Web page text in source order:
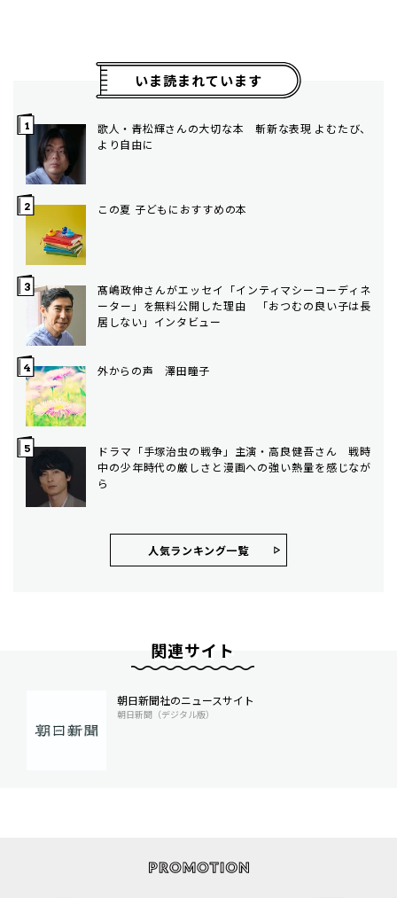
いま読まれています
歌人・青松輝さんの大切な本 斬新な表現 よむたび、
より自由に
この夏 子どもにおすすめの本
髙嶋政伸さんがエッセイ「インティマシーコーディネ
ーター」を無料公開した理由 「おつむの良い子は長
居しない」インタビュー
外からの声 澤田瞳子
ドラマ「手塚治虫の戦争」主演・高良健吾さん 戦時
中の少年時代の厳しさと漫画への強い熱量を感じなが
ら
人気ランキング⼀覧
関連サイト
朝日新聞社のニュースサイト
朝日新聞（デジタル版）